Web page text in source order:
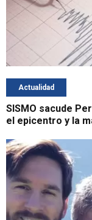
Actualidad
SISMO sacude
el epicentro y la